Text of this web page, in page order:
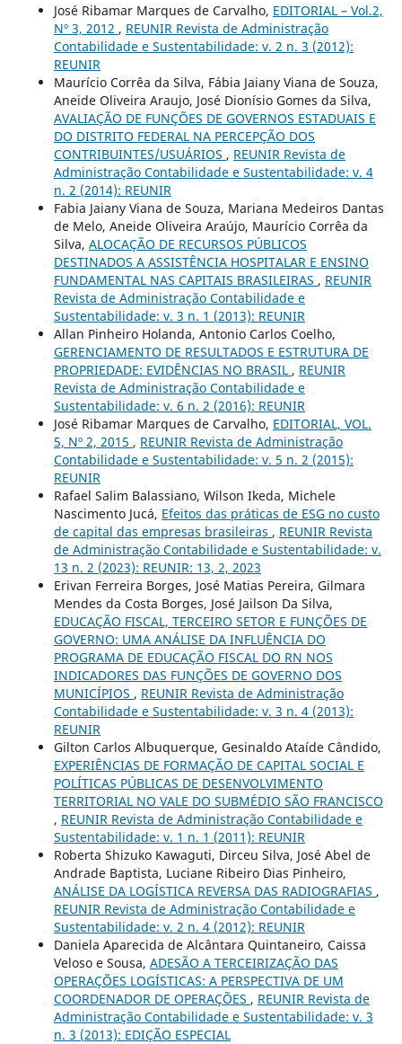
José Ribamar Marques de Carvalho, EDITORIAL – Vol.2,
Nº 3, 2012 , REUNIR Revista de Administração
Contabilidade e Sustentabilidade: v. 2 n. 3 (2012):
REUNIR
Maurício Corrêa da Silva, Fábia Jaiany Viana de Souza,
Aneide Oliveira Araujo, José Dionísio Gomes da Silva,
AVALIAÇÃO DE FUNÇÕES DE GOVERNOS ESTADUAIS E
DO DISTRITO FEDERAL NA PERCEPÇÃO DOS
CONTRIBUINTES/USUÁRIOS , REUNIR Revista de
Administração Contabilidade e Sustentabilidade: v. 4
n. 2 (2014): REUNIR
Fabia Jaiany Viana de Souza, Mariana Medeiros Dantas
de Melo, Aneide Oliveira Araújo, Maurício Corrêa da
Silva, ALOCAÇÃO DE RECURSOS PÚBLICOS
DESTINADOS A ASSISTÊNCIA HOSPITALAR E ENSINO
FUNDAMENTAL NAS CAPITAIS BRASILEIRAS , REUNIR
Revista de Administração Contabilidade e
Sustentabilidade: v. 3 n. 1 (2013): REUNIR
Allan Pinheiro Holanda, Antonio Carlos Coelho,
GERENCIAMENTO DE RESULTADOS E ESTRUTURA DE
PROPRIEDADE: EVIDÊNCIAS NO BRASIL , REUNIR
Revista de Administração Contabilidade e
Sustentabilidade: v. 6 n. 2 (2016): REUNIR
José Ribamar Marques de Carvalho, EDITORIAL, VOL.
5, Nº 2, 2015 , REUNIR Revista de Administração
Contabilidade e Sustentabilidade: v. 5 n. 2 (2015):
REUNIR
Rafael Salim Balassiano, Wilson Ikeda, Michele
Nascimento Jucá, Efeitos das práticas de ESG no custo
de capital das empresas brasileiras , REUNIR Revista
de Administração Contabilidade e Sustentabilidade: v.
13 n. 2 (2023): REUNIR: 13, 2, 2023
Erivan Ferreira Borges, José Matias Pereira, Gilmara
Mendes da Costa Borges, José Jailson Da Silva,
EDUCAÇÃO FISCAL, TERCEIRO SETOR E FUNÇÕES DE
GOVERNO: UMA ANÁLISE DA INFLUÊNCIA DO
PROGRAMA DE EDUCAÇÃO FISCAL DO RN NOS
INDICADORES DAS FUNÇÕES DE GOVERNO DOS
MUNICÍPIOS , REUNIR Revista de Administração
Contabilidade e Sustentabilidade: v. 3 n. 4 (2013):
REUNIR
Gilton Carlos Albuquerque, Gesinaldo Ataíde Cândido,
EXPERIÊNCIAS DE FORMAÇÃO DE CAPITAL SOCIAL E
POLÍTICAS PÚBLICAS DE DESENVOLVIMENTO
TERRITORIAL NO VALE DO SUBMÉDIO SÃO FRANCISCO
, REUNIR Revista de Administração Contabilidade e
Sustentabilidade: v. 1 n. 1 (2011): REUNIR
Roberta Shizuko Kawaguti, Dirceu Silva, José Abel de
Andrade Baptista, Luciane Ribeiro Dias Pinheiro,
ANÁLISE DA LOGÍSTICA REVERSA DAS RADIOGRAFIAS ,
REUNIR Revista de Administração Contabilidade e
Sustentabilidade: v. 2 n. 4 (2012): REUNIR
Daniela Aparecida de Alcântara Quintaneiro, Caissa
Veloso e Sousa, ADESÃO A TERCEIRIZAÇÃO DAS
OPERAÇÕES LOGÍSTICAS: A PERSPECTIVA DE UM
COORDENADOR DE OPERAÇÕES , REUNIR Revista de
Administração Contabilidade e Sustentabilidade: v. 3
n. 3 (2013): EDIÇÃO ESPECIAL